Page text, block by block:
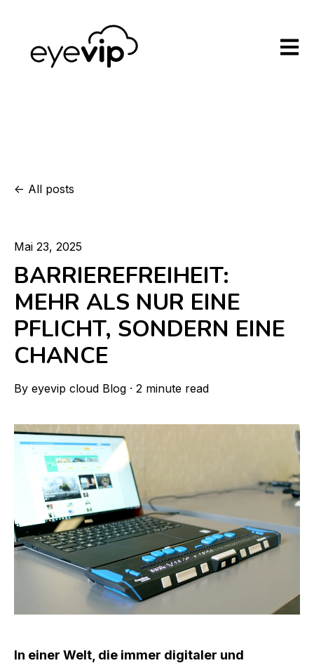
Open
All posts
Mai 23, 2025
BARRIEREFREIHEIT:
MEHR ALS NUR EINE
PFLICHT, SONDERN EINE
CHANCE
By eyevip cloud Blog · 2 minute read
In einer Welt, die immer digitaler und